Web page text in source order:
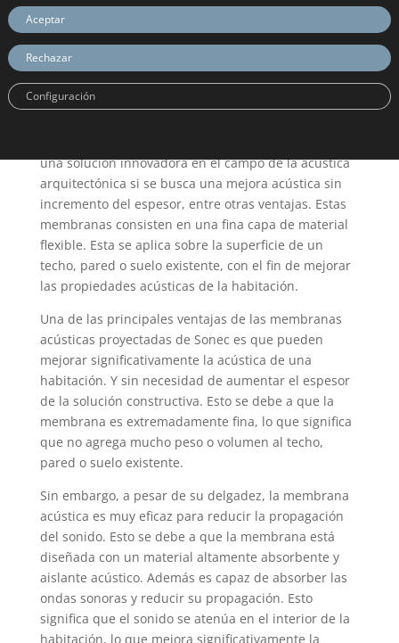
una solución innovadora en el campo de la acústica
arquitectónica si se busca una mejora acústica sin
incremento del espesor, entre otras ventajas. Estas
membranas consisten en una fina capa de material
flexible. Esta se aplica sobre la superficie de un
techo, pared o suelo existente, con el fin de mejorar
las propiedades acústicas de la habitación.
Una de las principales ventajas de las membranas
acústicas proyectadas de Sonec es que pueden
mejorar significativamente la acústica de una
habitación. Y sin necesidad de aumentar el espesor
de la solución constructiva. Esto se debe a que la
membrana es extremadamente fina, lo que significa
que no agrega mucho peso o volumen al techo,
pared o suelo existente.
Sin embargo, a pesar de su delgadez, la membrana
acústica es muy eficaz para reducir la propagación
del sonido. Esto se debe a que la membrana está
diseñada con un material altamente absorbente y
aislante acústico. Además es capaz de absorber las
ondas sonoras y reducir su propagación. Esto
significa que el sonido se atenúa en el interior de la
habitación, lo que mejora significativamente la
Aceptar
Rechazar
Configuración